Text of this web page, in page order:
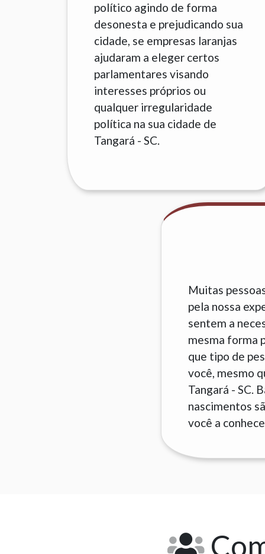
político agindo de forma
desonesta e prejudicando sua
cidade, se empresas laranjas
ajudaram a eleger certos
parlamentares visando
interesses próprios ou
qualquer irregularidade
política na sua cidade de
Tangará - SC.
Muitas
pela nossa
sentem a
mesma forma
que tipo de
você, mesmo
Tangará - SC.
nascimentos
você a